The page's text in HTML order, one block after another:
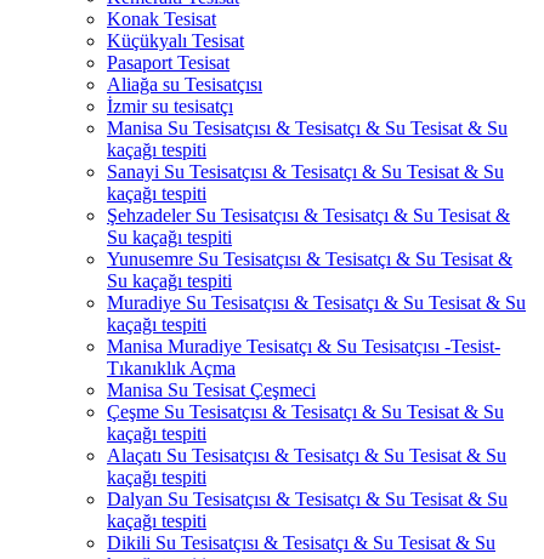
Konak Tesisat
Küçükyalı Tesisat
Pasaport Tesisat
Aliağa su Tesisatçısı
İzmir su tesisatçı
Manisa Su Tesisatçısı & Tesisatçı & Su Tesisat & Su
kaçağı tespiti
Sanayi Su Tesisatçısı & Tesisatçı & Su Tesisat & Su
kaçağı tespiti
Şehzadeler Su Tesisatçısı & Tesisatçı & Su Tesisat &
Su kaçağı tespiti
Yunusemre Su Tesisatçısı & Tesisatçı & Su Tesisat &
Su kaçağı tespiti
Muradiye Su Tesisatçısı & Tesisatçı & Su Tesisat & Su
kaçağı tespiti
Manisa Muradiye Tesisatçı & Su Tesisatçısı -Tesist-
Tıkanıklık Açma
Manisa Su Tesisat Çeşmeci
Çeşme Su Tesisatçısı & Tesisatçı & Su Tesisat & Su
kaçağı tespiti
Alaçatı Su Tesisatçısı & Tesisatçı & Su Tesisat & Su
kaçağı tespiti
Dalyan Su Tesisatçısı & Tesisatçı & Su Tesisat & Su
kaçağı tespiti
Dikili Su Tesisatçısı & Tesisatçı & Su Tesisat & Su